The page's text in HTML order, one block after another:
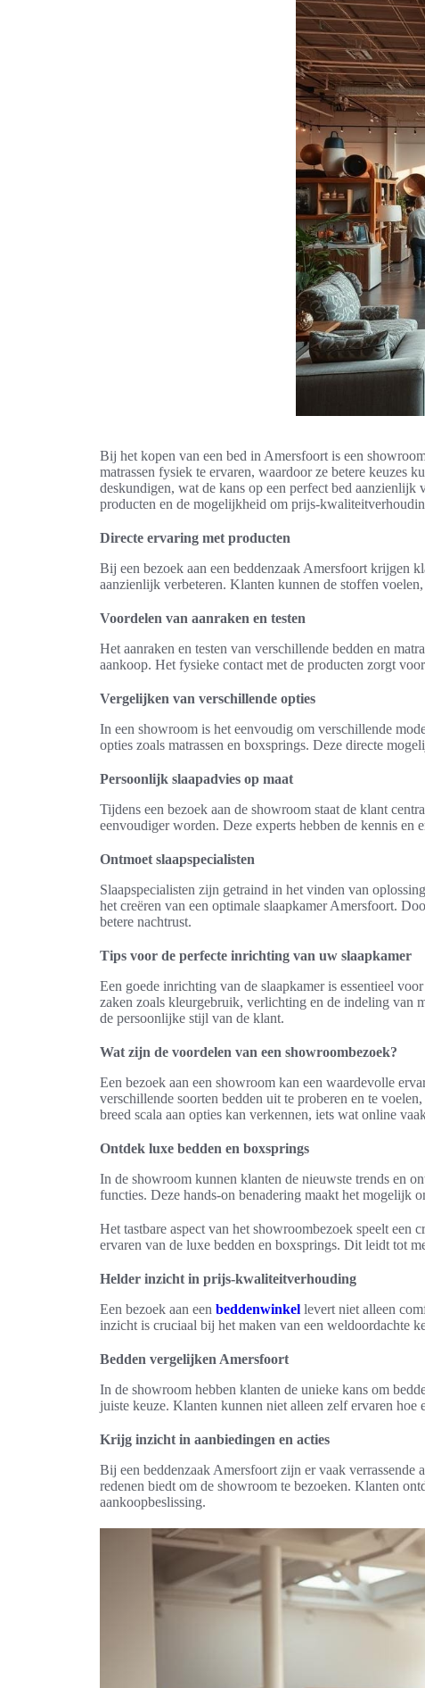
Bij het kopen van een bed in Amersfoort is een
matrassen fysiek te ervaren, waardoor ze betere keuzes
deskundigen, wat de kans op een perfect bed
producten en de mogelijkheid om prijs-
Directe ervaring met producten
Bij een bezoek aan een beddenzaak Amersfoort krijgen
aanzienlijk verbeteren. Klanten kunnen de stoffen
Voordelen van aanraken en testen
Het aanraken en testen van verschillende bedden en
aankoop. Het fysieke contact met de producten zorgt
Vergelijken van verschillende opties
In een showroom is het eenvoudig om verschillende
opties zoals matrassen en boxsprings. Deze directe
Persoonlijk slaapadvies op maat
Tijdens een bezoek aan de showroom staat de klant
eenvoudiger worden. Deze experts hebben de kennis en
Ontmoet slaapspecialisten
Slaapspecialisten zijn getraind in het vinden van
het creëren van een optimale slaapkamer Amersfoort.
betere nachtrust.
Tips voor de perfecte inrichting van uw slaapkamer
Een goede inrichting van de slaapkamer is essentieel
zaken zoals kleurgebruik, verlichting en de indeling van
de persoonlijke stijl van de klant.
Wat zijn de voordelen van een showroombezoek?
Een bezoek aan een showroom kan een waardevolle
verschillende soorten bedden uit te proberen en te
breed scala aan opties kan verkennen, iets wat online
Ontdek luxe bedden en boxsprings
In de showroom kunnen klanten de nieuwste trends en
functies. Deze hands-on benadering maakt het mogelijk
Het tastbare aspect van het showroombezoek speelt
ervaren van de luxe bedden en boxsprings. Dit leidt tot
Helder inzicht in prijs-kwaliteitverhouding
Een bezoek aan een beddenwinkel levert niet alleen
inzicht is cruciaal bij het maken van een weldoordachte
Bedden vergelijken Amersfoort
In de showroom hebben klanten de unieke kans om
juiste keuze. Klanten kunnen niet alleen zelf ervaren
Krijg inzicht in aanbiedingen en acties
Bij een beddenzaak Amersfoort zijn er vaak
redenen biedt om de showroom te bezoeken. Klanten
aankoopbeslissing.